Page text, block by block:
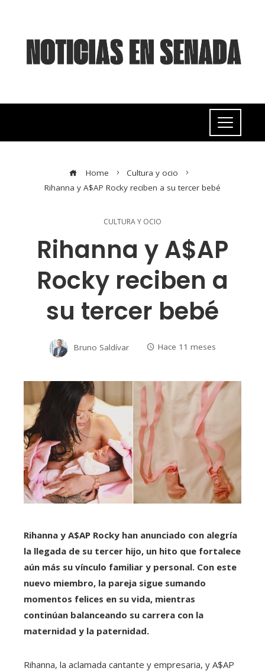
Home
Cultura y ocio
Rihanna y A$AP Rocky reciben a su tercer bebé
CULTURA Y OCIO
Rihanna y A$AP
Rocky reciben a
su tercer bebé
Bruno Saldívar Hace 11 meses
Rihanna y A$AP Rocky han anunciado con alegría
la llegada de su tercer hijo, un hito que fortalece
aún más su vínculo familiar y personal. Con este
nuevo miembro, la pareja sigue sumando
momentos felices en su vida, mientras
continúan balanceando su carrera con la
maternidad y la paternidad.
Rihanna, la aclamada cantante y empresaria, y A$AP